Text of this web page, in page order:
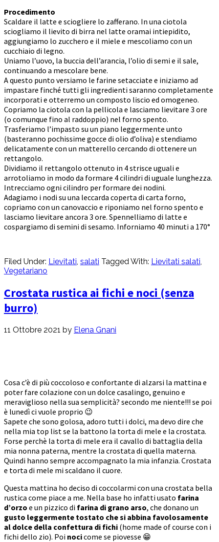
Procedimento
Scaldare il latte e sciogliere lo zafferano. In una ciotola
sciogliamo il lievito di birra nel latte oramai intiepidito,
aggiungiamo lo zucchero e il miele e mescoliamo con un
cucchiaio di legno.
Uniamo l’uovo, la buccia dell’arancia, l’olio di semi e il sale,
continuando a mescolare bene.
A questo punto versiamo le farine setacciate e iniziamo ad
impastare finché tutti gli ingredienti saranno completamente
incorporati e otterremo un composto liscio ed omogeneo.
Copriamo la ciotola con la pellicola e lasciamo lievitare 3 ore
(o comunque fino al raddoppio) nel forno spento.
Trasferiamo l’impasto su un piano leggermente unto
(basteranno pochissime gocce di olio d’oliva) e stendiamo
delicatamente con un matterello cercando di ottenere un
rettangolo.
Dividiamo il rettangolo ottenuto in 4 strisce uguali e
arrotoliamo in modo da formare 4 cilindri di uguale lunghezza.
Intrecciamo ogni cilindro per formare dei nodini.
Adagiamo i nodi su una leccarda coperta di carta forno,
copriamo con un canovaccio e riponiamo nel forno spento e
lasciamo lievitare ancora 3 ore. Spennelliamo di latte e
cospargiamo di semini di sesamo. Inforniamo 40 minuti a 170°
Filed Under: Lievitati, salati Tagged With: Lievitati salati,
Vegetariano
Crostata rustica ai fichi e noci (senza
burro)
11 Ottobre 2021 by Elena Gnani
Cosa c’è di più coccoloso e confortante di alzarsi la mattina e
poter fare colazione con un dolce casalingo, genuino e
meraviglioso nella sua semplicità? secondo me niente!!! se poi
è lunedì ci vuole proprio 😉
Sapete che sono golosa, adoro tutti i dolci, ma devo dire che
nella mia top list se la battono la torta di mele e la crostata.
Forse perchè la torta di mele era il cavallo di battaglia della
mia nonna paterna, mentre la crostata di quella materna.
Quindi hanno sempre accompagnato la mia infanzia. Crostata
e torta di mele mi scaldano il cuore.
Questa mattina ho deciso di coccolarmi con una crostata bella
rustica come piace a me. Nella base ho infatti usato farina
d’orzo e un pizzico di farina di grano arso, che donano un
gusto leggermente tostato che si abbina favolosamente
al dolce della confettura di fichi (home made of course con i
fichi dello zio). Poi nocicome se piovesse 😁